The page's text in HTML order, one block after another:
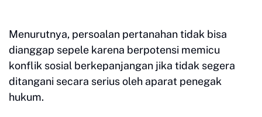
Menurutnya, persoalan pertanahan tidak bisa
dianggap sepele karena berpotensi memicu
konflik sosial berkepanjangan jika tidak segera
ditangani secara serius oleh aparat penegak
hukum.